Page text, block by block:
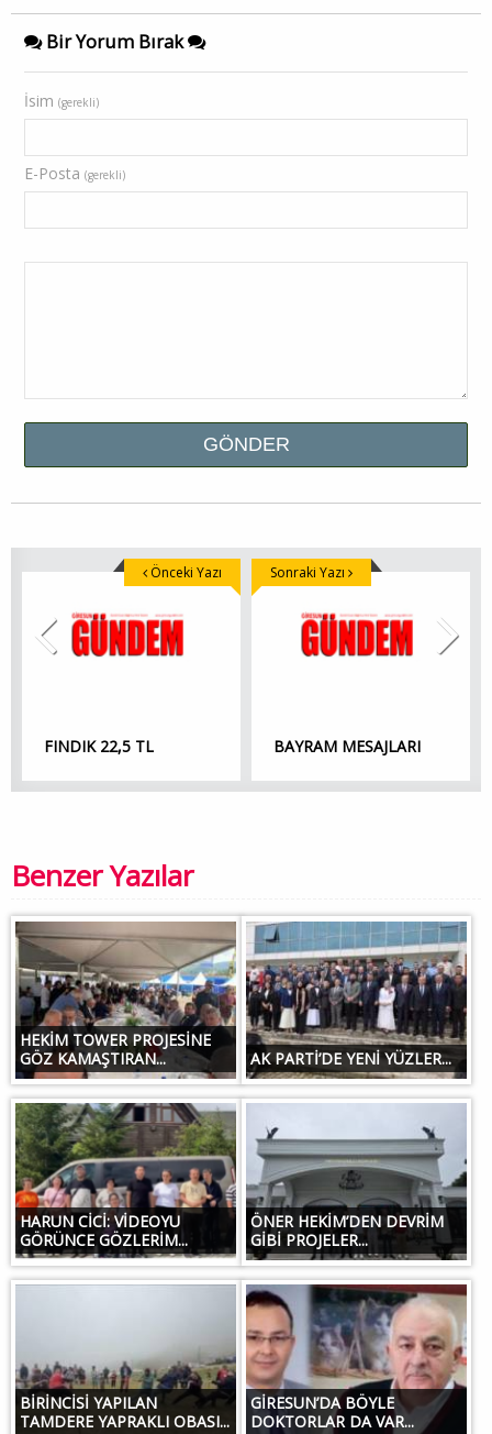
Bir Yorum Bırak
İsim (gerekli)
E-Posta (gerekli)
FINDIK 22,5 TL
Önceki Yazı
BAYRAM MESAJLARI
Sonraki Yazı
Benzer Yazılar
HEKİM TOWER PROJESİNE
GÖZ KAMAŞTIRAN...
AK PARTİ’DE YENİ YÜZLER...
HARUN CİCİ: VİDEOYU
GÖRÜNCE GÖZLERİM...
ÖNER HEKİM’DEN DEVRİM
GİBİ PROJELER...
BİRİNCİSİ YAPILAN
TAMDERE YAPRAKLI OBASI...
GİRESUN’DA BÖYLE
DOKTORLAR DA VAR...